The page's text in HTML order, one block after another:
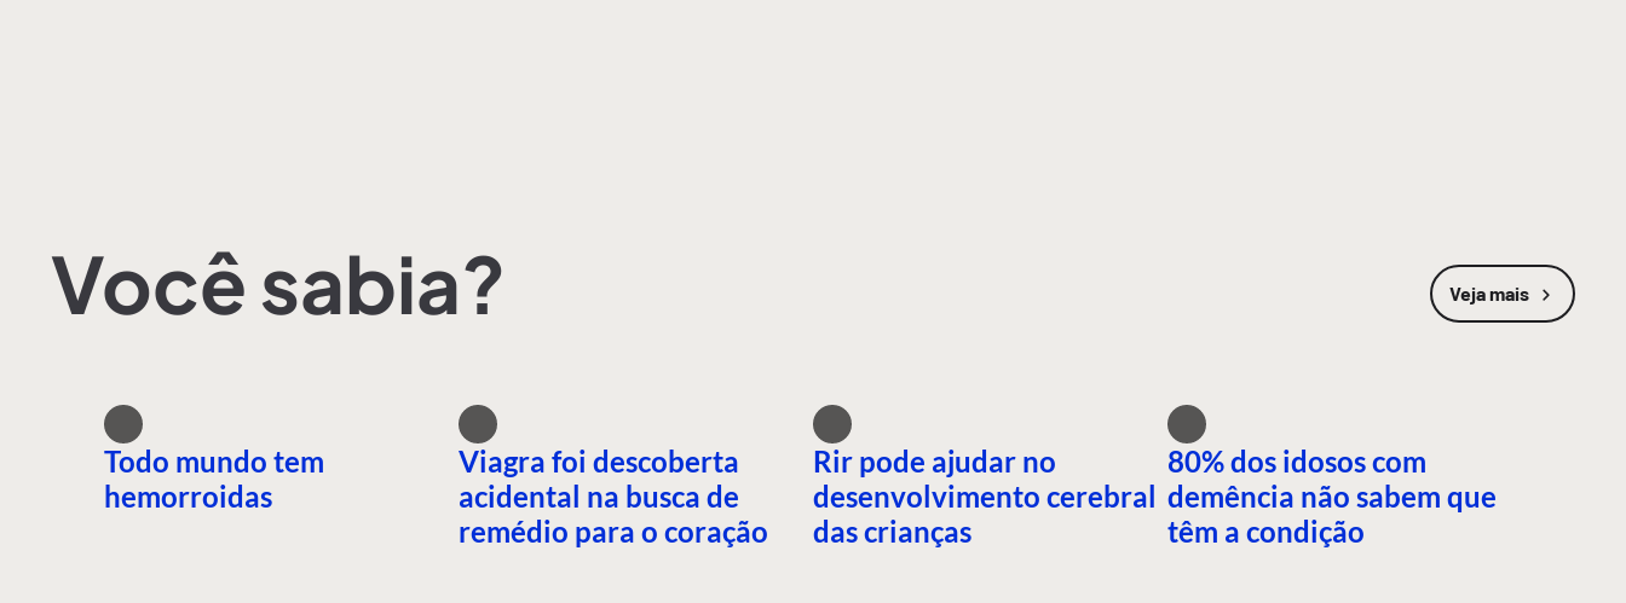
Você sabia? Veja mais
Todo mundo tem
hemorroidas
Viagra foi descoberta
acidental na busca de
remédio para o coração
Rir pode ajudar no
desenvolvimento cerebral
das crianças
80% dos idosos com
demência não sabem que
têm a condição